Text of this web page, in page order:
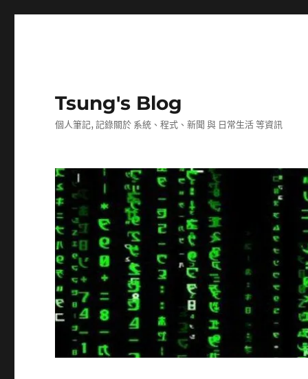
Tsung's Blog
個人筆記, 記錄關於 系統、程式、新聞 與 日常生活 等資訊